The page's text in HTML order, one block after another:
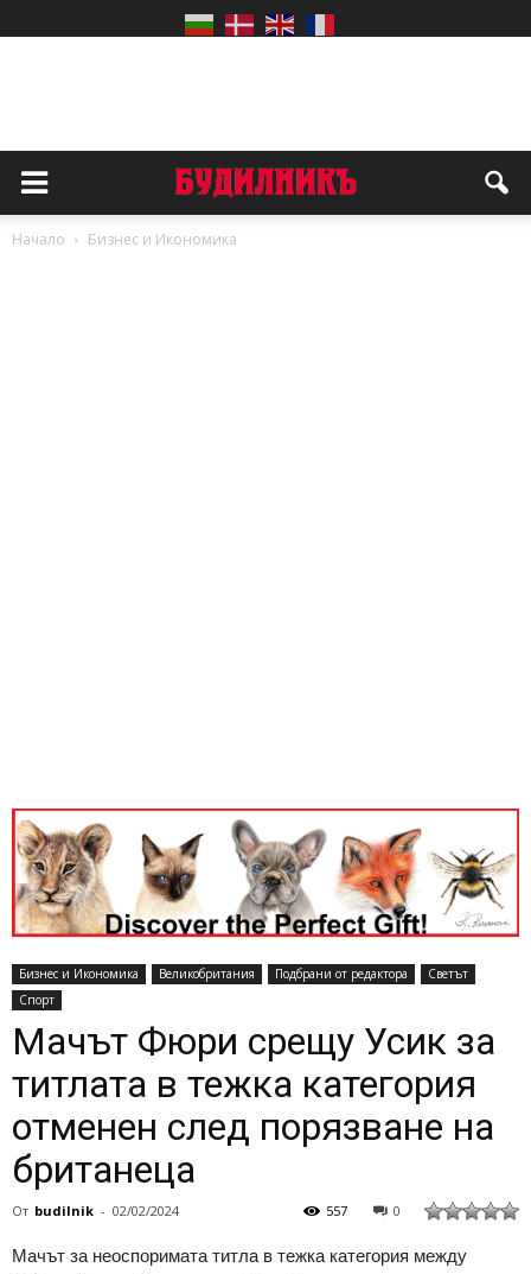
Начало Бизнес и Икономика
Бизнес и Икономика Великобритания Подбрани от редактора
Светът
Спорт
Мачът Фюри срещу Усик за
титлата в тежка категория
отменен след порязване на
британеца
От budilnik - 02/02/2024 0
557
Мачът за неоспоримата титла в тежка категория между